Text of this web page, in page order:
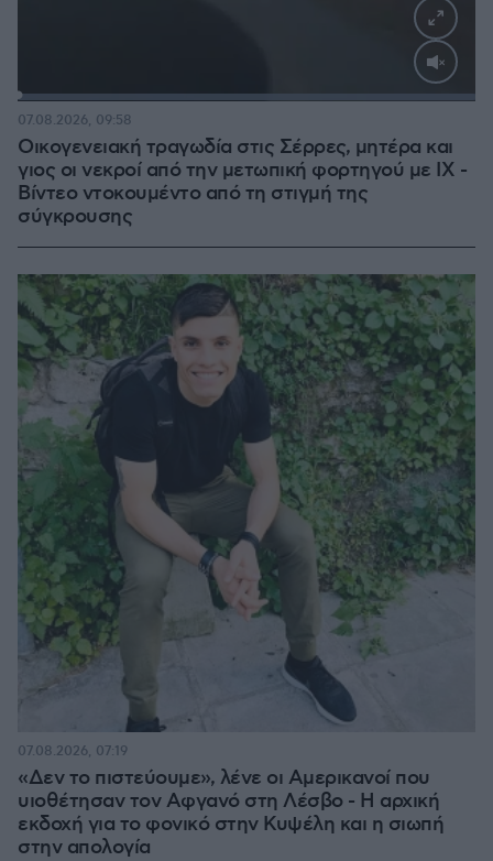
Loaded:
Οικογενειακή τραγωδία στις Σέρρες, μητέρα και
γιος οι νεκροί από την μετωπική φορτηγού με ΙΧ -
Βίντεο ντοκουμέντο από τη στιγμή της
σύγκρουσης
07.08.2026, 09:58
«Δεν το πιστεύουμε», λένε οι Αμερικανοί που
υιοθέτησαν τον Αφγανό στη Λέσβο - Η αρχική
εκδοχή για το φονικό στην Κυψέλη και η σιωπή
στην απολογία
07.08.2026, 07:19